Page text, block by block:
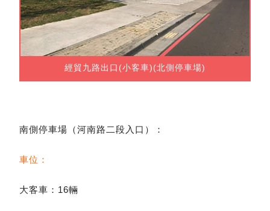
經貿九路出口(小客車)(北側停車場)
南側停車場（河南路二段入口）：
車位：
大客車：16輛